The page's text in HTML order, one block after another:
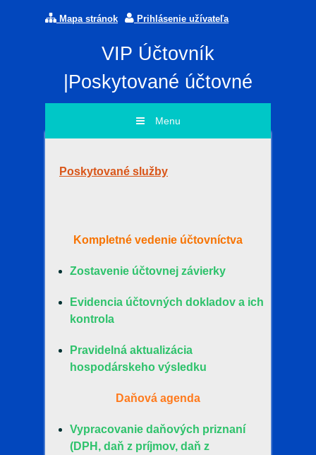
Mapa stránok Prihlásenie užívateľa
VIP Účtovník
|Poskytované účtovné
služby
Menu
Poskytované služby
Kompletné vedenie účtovníctva
Zostavenie účtovnej závierky
Evidencia účtovných dokladov a ich
kontrola
Pravidelná aktualizácia
hospodárskeho výsledku
Daňová agenda
Vypracovanie daňových priznaní
(DPH, daň z príjmov, daň z